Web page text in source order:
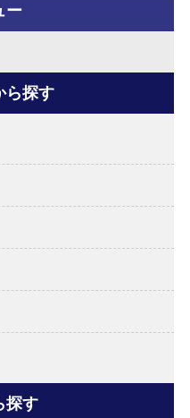
ー
ら探す
探す